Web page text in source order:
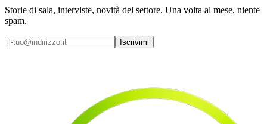
Storie di sala, interviste, novità del settore. Una volta al mese, niente
spam.
Iscrivimi